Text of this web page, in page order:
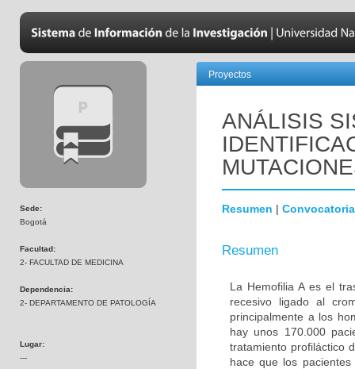
Sede:
Bogotá
Facultad:
2- FACULTAD DE MEDICINA
Dependencia:
2- DEPARTAMENTO DE PATOLOGÍA
Lugar:
---
Proyectos
ANÁLISIS
Resumen | Convocatoria
Resumen
La Hemofilia A es el
recesivo ligado al
principalmente a los
hay unos 170.000
tratamiento profiláctico
hace que los